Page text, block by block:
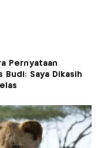
Pernyataan
Budi: Saya Dikasih